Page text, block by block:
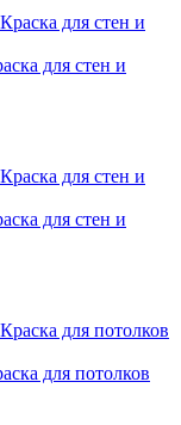
для стен и
для стен и
для потолков